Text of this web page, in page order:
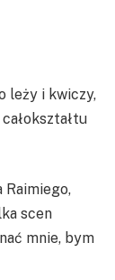
leży i kwiczy,
Raimiego,
scen
mnie, bym